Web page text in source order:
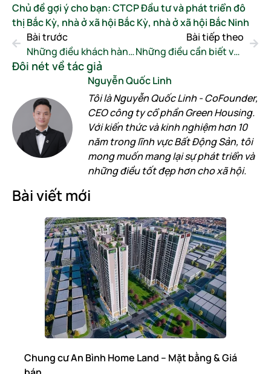
Chủ đề gợi ý cho bạn:CTCP Đầu tư và phát triển đô
thị Bắc Kỳ, nhà ở xã hội Bắc Kỳ, nhà ở xã hội Bắc Ninh
Bài trước
Những điều khách hàng cần biết khi mua nhà ở xã hội Kinh Bắc
Bài tiếp theo
Những điều cần biết về dự án nhà ở xã hội Đông Dương
Đôi nét về tác giả
Nguyễn Quốc Linh
Tôi là Nguyễn Quốc Linh - CoFounder,
CEO công ty cổ phần Green Housing.
Với kiến thức và kinh nghiệm hơn 10
năm trong lĩnh vực Bất Động Sản, tôi
mong muốn mang lại sự phát triển và
những điều tốt đẹp hơn cho xã hội.
Bài viết mới
Chung cư An Bình Home Land – Mặt bằng & Giá